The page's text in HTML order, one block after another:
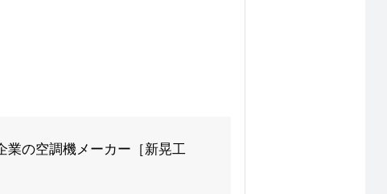
業の空調機メーカー［新晃工